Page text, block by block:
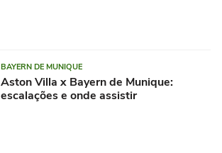
BAYERN DE MUNIQUE
Aston Villa x Bayern de Munique:
escalações e onde assistir